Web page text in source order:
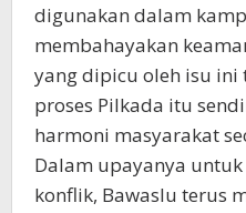
digunakan dalam
membahayakan
yang dipicu oleh isu ini
proses Pilkada itu
harmoni masyarakat
Dalam upayanya
konflik, Bawaslu terus